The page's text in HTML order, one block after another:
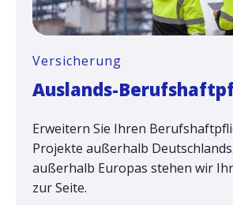
Versicherung
Auslands-
Erweitern Sie Ihren
Projekte außerhalb
außerhalb Europas stehen wir
zur Seite.